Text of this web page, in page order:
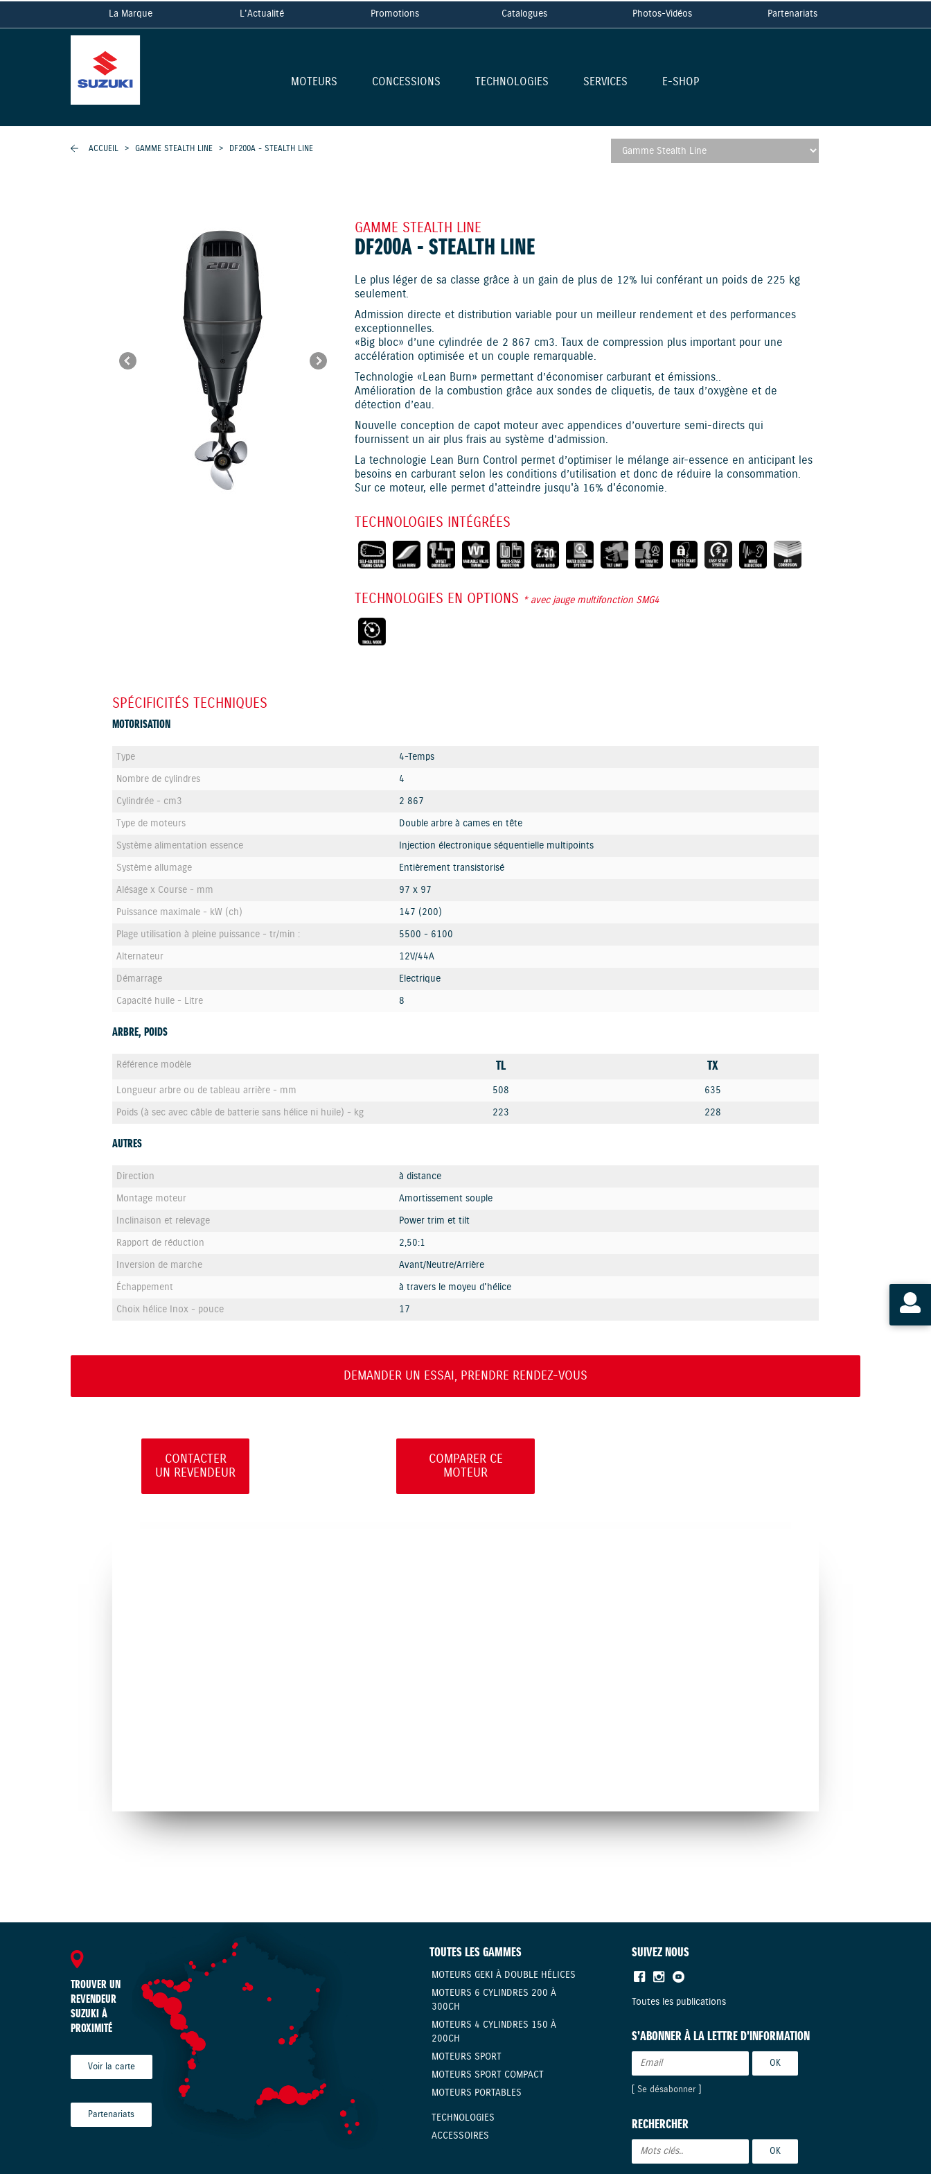
La Marque L'Actualité Promotions Catalogues Photos-Vidéos Partenariats
MOTEURS CONCESSIONS TECHNOLOGIES SERVICES E-SHOP
ACCUEIL > GAMME STEALTH LINE > DF200A - STEALTH LINE
GAMME STEALTH LINE
DF200A - STEALTH LINE
Le plus léger de sa classe grâce à un gain de plus de 12% lui conférant un poids de 225 kg
seulement.
Admission directe et distribution variable pour un meilleur rendement et des performances
exceptionnelles.
«Big bloc» d’une cylindrée de 2 867 cm3. Taux de compression plus important pour une
accélération optimisée et un couple remarquable.
Technologie «Lean Burn» permettant d’économiser carburant et émissions..
Amélioration de la combustion grâce aux sondes de cliquetis, de taux d’oxygène et de
détection d’eau.
Nouvelle conception de capot moteur avec appendices d’ouverture semi-directs qui
fournissent un air plus frais au système d’admission.
La technologie Lean Burn Control permet d’optimiser le mélange air-essence en anticipant les
besoins en carburant selon les conditions d’utilisation et donc de réduire la consommation.
Sur ce moteur, elle permet d'atteindre jusqu'à 16% d'économie.
TECHNOLOGIES INTÉGRÉES
TECHNOLOGIES EN OPTIONS * avec jauge multifonction SMG4
SPÉCIFICITÉS TECHNIQUES
MOTORISATION
Type
4-Temps
Nombre de cylindres
4
Cylindrée - cm3
2 867
Type de moteurs
Double arbre à cames en tête
Système alimentation essence
Injection électronique séquentielle multipoints
Système allumage
Entièrement transistorisé
Alésage x Course - mm
97 x 97
Puissance maximale - kW (ch)
147 (200)
Plage utilisation à pleine puissance - tr/min :
5500 - 6100
Alternateur
12V/44A
Démarrage
Electrique
Capacité huile - Litre
8
ARBRE, POIDS
Référence modèle TL TX
Longueur arbre ou de tableau arrière - mm 508
635
Poids (à sec avec câble de batterie sans hélice ni huile) - kg
223 228
AUTRES
Direction
à distance
Montage moteur
Amortissement souple
Inclinaison et relevage
Power trim et tilt
Rapport de réduction
2,50:1
Inversion de marche
Avant/Neutre/Arrière
Échappement
à travers le moyeu d'hélice
Choix hélice Inox - pouce
17
DEMANDER UN ESSAI, PRENDRE RENDEZ-VOUS
CONTACTER
UN REVENDEUR
COMPARER CE
MOTEUR
TROUVER UN
REVENDEUR
SUZUKI À
PROXIMITÉ
Voir la carte
Partenariats
TOUTES LES GAMMES
MOTEURS GEKI À DOUBLE HÉLICES
MOTEURS 6 CYLINDRES 200 À
300CH
MOTEURS 4 CYLINDRES 150 À
200CH
MOTEURS SPORT
MOTEURS SPORT COMPACT
MOTEURS PORTABLES
TECHNOLOGIES
ACCESSOIRES
SUIVEZ NOUS
Toutes les publications
S'ABONNER À LA LETTRE D'INFORMATION
Se désabonner
RECHERCHER